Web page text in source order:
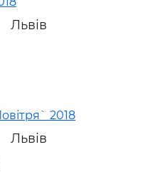
Львів
2018
Львів